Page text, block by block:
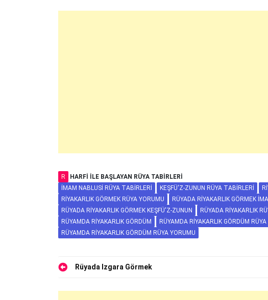
R
HARFI ILE BAŞLAYAN RÜYA TABIRLERI
İMAM NABLUSI RÜYA TABIRLERI
KEŞFÜ'Z-ZUNUN RÜYA TABIRLERI
RIYAKARLIK GÖRMEK RÜYA YORUMU
RÜYADA RIYAKARLIK GÖRMEK
RÜYADA RIYAKARLIK GÖRMEK KEŞFÜ'Z-ZUNUN
RÜYADA RIYAKARLIK
RÜYAMDA RIYAKARLIK GÖRDÜM
RÜYAMDA RIYAKARLIK GÖRDÜM
RÜYAMDA RIYAKARLIK GÖRDÜM RÜYA YORUMU
Yazı
gezinmesi
Rüyada Izgara Görmek